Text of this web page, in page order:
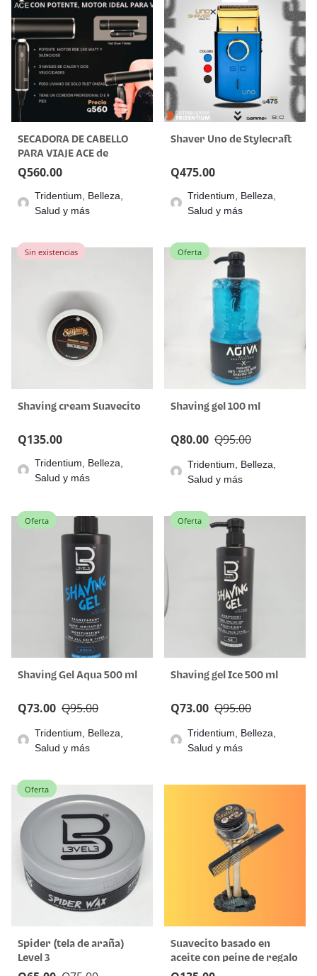
SECADORA DE CABELLO
PARA VIAJE ACE de
Stylecraft
Q560.00
Tridentium, Belleza,
Salud y más
Shaver Uno de Stylecraft
Q475.00
Tridentium, Belleza,
Salud y más
Sin existencias
Shaving cream Suavecito
Q135.00
Tridentium, Belleza,
Salud y más
Oferta
Shaving gel 100 ml
Q95.00
Q80.00
Tridentium, Belleza,
Salud y más
Oferta
Shaving Gel Aqua 500 ml
Q95.00
Q73.00
Tridentium, Belleza,
Salud y más
Oferta
Shaving gel Ice 500 ml
Q95.00
Q73.00
Tridentium, Belleza,
Salud y más
Oferta
Spider (tela de araña)
Level 3
Suavecito basado en
aceite con peine de regalo